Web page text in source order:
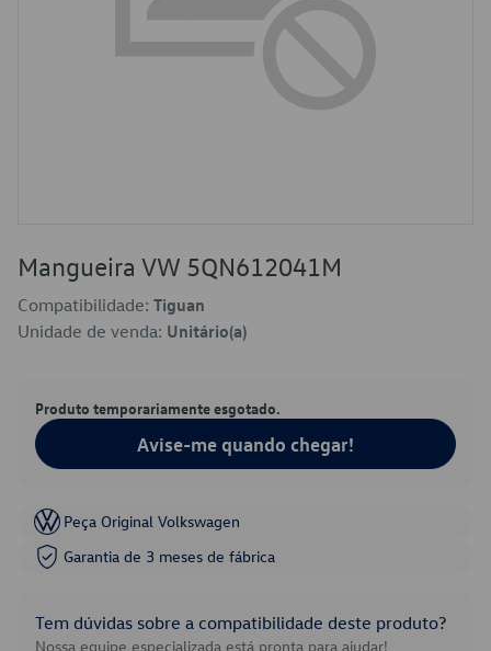
Mangueira VW 5QN612041M
Compatibilidade: Tiguan
Unidade de venda: Unitário(a)
Produto temporariamente esgotado.
Avise-me quando chegar!
Peça Original Volkswagen
Garantia de 3 meses de fábrica
Tem dúvidas sobre a compatibilidade deste produto?
Nossa equipe especializada está pronta para ajudar!